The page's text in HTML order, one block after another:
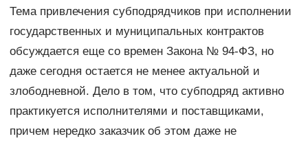
Тема привлечения субподрядчиков при исполнении
государственных и муниципальных контрактов
обсуждается еще со времен Закона № 94-ФЗ, но
даже сегодня остается не менее актуальной и
злободневной. Дело в том, что субподряд активно
практикуется исполнителями и поставщиками,
причем нередко заказчик об этом даже не